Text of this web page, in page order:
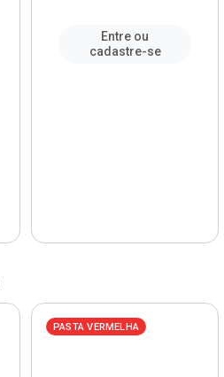
Entre ou
cadastre-se
PASTA VERMELHA